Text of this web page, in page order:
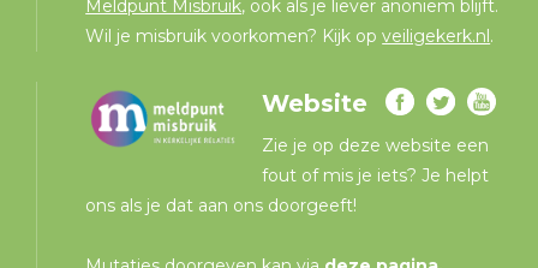
Meldpunt Misbruik, ook als je liever anoniem blijft.
Wil je misbruik voorkomen? Kijk opveiligekerk.nl.
Website
Zie je op deze website een
fout of mis je iets? Je helpt
ons als je dat aan ons doorgeeft!